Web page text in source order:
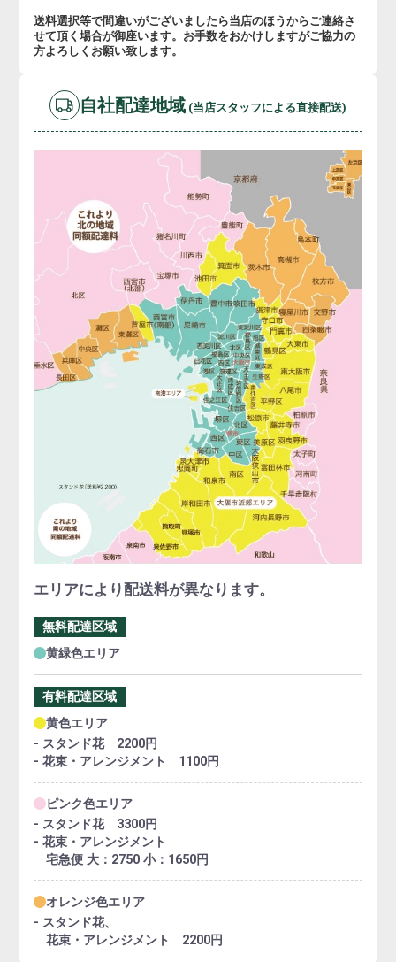
送料選択等で間違いがございましたら当店のほうからご連絡さ
せて頂く場合が御座います。お手数をおかけしますがご協力の
方よろしくお願い致します。
自社配達地域 (当店スタッフによる直接配送)
エリアにより配送料が異なります。
無料配達区域
黄緑色エリア
有料配達区域
黄色エリア
- スタンド花 2200円
- 花束・アレンジメント 1100円
ピンク色エリア
- スタンド花 3300円
- 花束・アレンジメント
宅急便 大：2750 小：1650円
オレンジ色エリア
- スタンド花、
花束・アレンジメント 2200円